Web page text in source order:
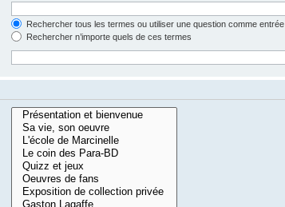
Rechercher tous les termes ou utiliser une question comme entrée
Rechercher n’importe quels de ces termes